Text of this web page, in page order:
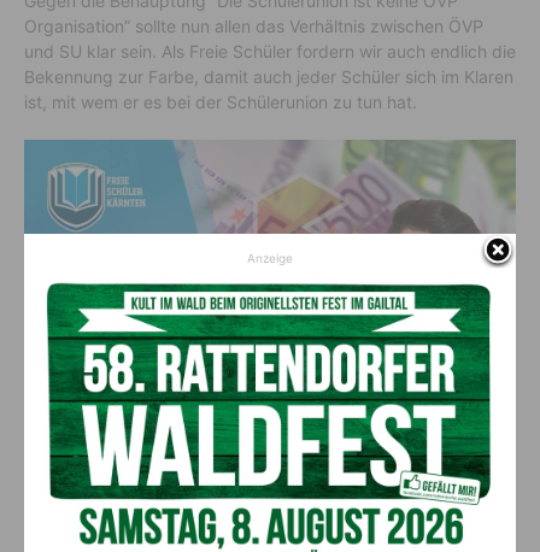
Organisation” sollte nun allen das Verhältnis zwischen ÖVP
und SU klar sein. Als Freie Schüler fordern wir auch endlich die
Bekennung zur Farbe, damit auch jeder Schüler sich im Klaren
ist, mit wem er es bei der Schülerunion zu tun hat.
Anzeige